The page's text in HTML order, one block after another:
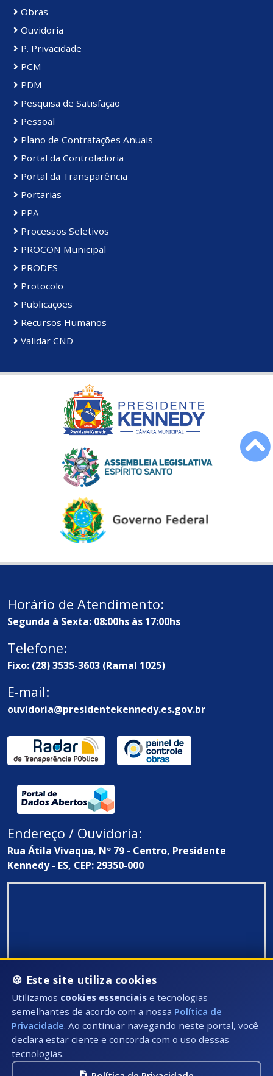
Obras
Ouvidoria
P. Privacidade
PCM
PDM
Pesquisa de Satisfação
Pessoal
Plano de Contratações Anuais
Portal da Controladoria
Portal da Transparência
Portarias
PPA
Processos Seletivos
PROCON Municipal
PRODES
Protocolo
Publicações
Recursos Humanos
Validar CND
Horário de Atendimento:
Segunda à Sexta: 08:00hs às 17:00hs
Telefone:
Fixo: (28) 3535-3603 (Ramal 1025)
E-mail:
ouvidoria@presidentekennedy.es.gov.br
Endereço / Ouvidoria:
Rua Átila Vivaqua, Nº 79 - Centro, Presidente
Kennedy - ES, CEP: 29350-000
🍪 Este site utiliza cookies
Utilizamos cookies essenciais e tecnologias
semelhantes de acordo com a nossa Política de
Privacidade. Ao continuar navegando neste portal, você
declara estar ciente e concorda com o uso dessas
tecnologias.